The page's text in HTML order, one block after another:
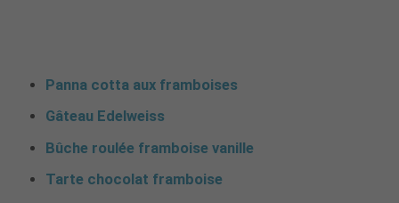
Panna cotta aux framboises
Gâteau Edelweiss
Bûche roulée framboise vanille
Tarte chocolat framboise